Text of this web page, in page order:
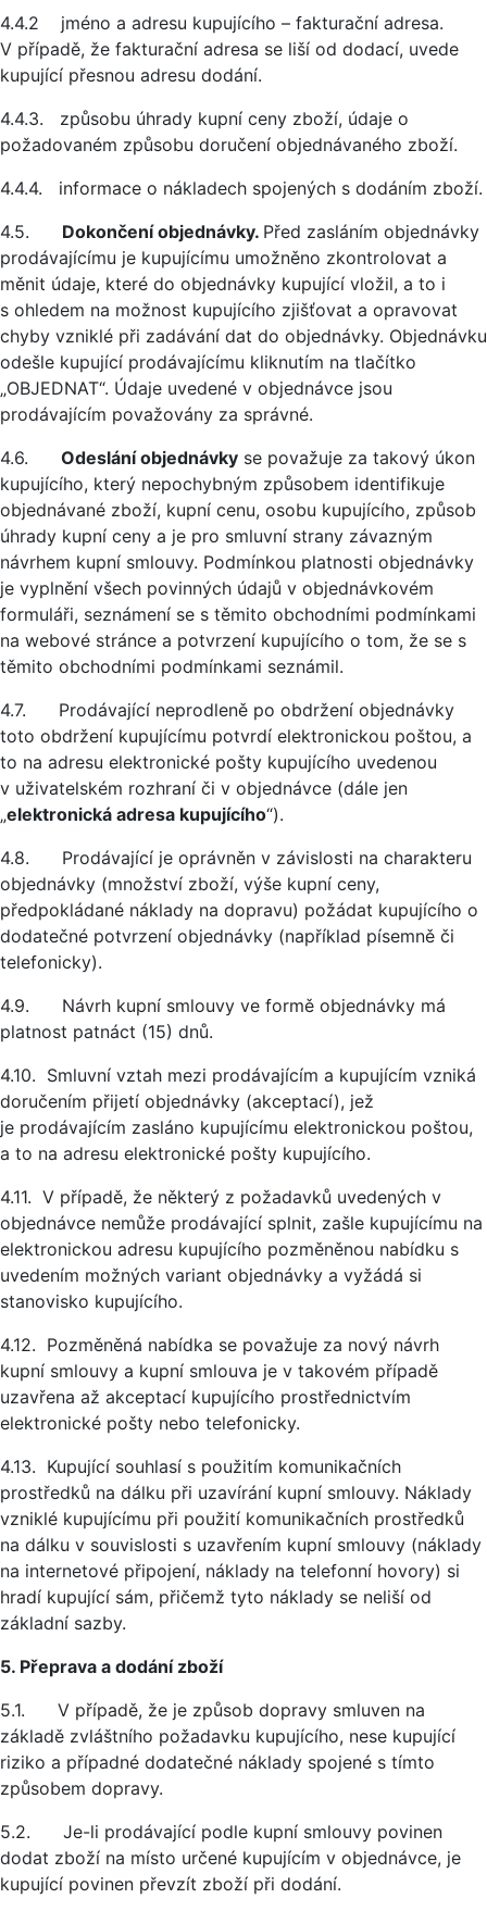
4.4.2 jméno a adresu kupujícího – fakturační adresa.
V případě, že fakturační adresa se liší od dodací, uvede
kupující přesnou adresu dodání.
4.4.3. způsobu úhrady kupní ceny zboží, údaje o
požadovaném způsobu doručení objednávaného zboží.
4.4.4. informace o nákladech spojených s dodáním zboží.
4.5. Dokončení objednávky. Před zasláním objednávky
prodávajícímu je kupujícímu umožněno zkontrolovat a
měnit údaje, které do objednávky kupující vložil, a to i
s ohledem na možnost kupujícího zjišťovat a opravovat
chyby vzniklé při zadávání dat do objednávky. Objednávku
odešle kupující prodávajícímu kliknutím na tlačítko
„OBJEDNAT“. Údaje uvedené v objednávce jsou
prodávajícím považovány za správné.
4.6. Odeslání objednávky se považuje za takový úkon
kupujícího, který nepochybným způsobem identifikuje
objednávané zboží, kupní cenu, osobu kupujícího, způsob
úhrady kupní ceny a je pro smluvní strany závazným
návrhem kupní smlouvy. Podmínkou platnosti objednávky
je vyplnění všech povinných údajů v objednávkovém
formuláři, seznámení se s těmito obchodními podmínkami
na webové stránce a potvrzení kupujícího o tom, že se s
těmito obchodními podmínkami seznámil.
4.7. Prodávající neprodleně po obdržení objednávky
toto obdržení kupujícímu potvrdí elektronickou poštou, a
to na adresu elektronické pošty kupujícího uvedenou
v uživatelském rozhraní či v objednávce (dále jen
„elektronická adresa kupujícího“).
4.8. Prodávající je oprávněn v závislosti na charakteru
objednávky (množství zboží, výše kupní ceny,
předpokládané náklady na dopravu) požádat kupujícího o
dodatečné potvrzení objednávky (například písemně či
telefonicky).
4.9. Návrh kupní smlouvy ve formě objednávky má
platnost patnáct (15) dnů.
4.10. Smluvní vztah mezi prodávajícím a kupujícím vzniká
doručením přijetí objednávky (akceptací), jež
je prodávajícím zasláno kupujícímu elektronickou poštou,
a to na adresu elektronické pošty kupujícího.
4.11. V případě, že některý z požadavků uvedených v
objednávce nemůže prodávající splnit, zašle kupujícímu na
elektronickou adresu kupujícího pozměněnou nabídku s
uvedením možných variant objednávky a vyžádá si
stanovisko kupujícího.
4.12. Pozměněná nabídka se považuje za nový návrh
kupní smlouvy a kupní smlouva je v takovém případě
uzavřena až akceptací kupujícího prostřednictvím
elektronické pošty nebo telefonicky.
4.13. Kupující souhlasí s použitím komunikačních
prostředků na dálku při uzavírání kupní smlouvy. Náklady
vzniklé kupujícímu při použití komunikačních prostředků
na dálku v souvislosti s uzavřením kupní smlouvy (náklady
na internetové připojení, náklady na telefonní hovory) si
hradí kupující sám, přičemž tyto náklady se neliší od
základní sazby.
5. Přeprava a dodání zboží
5.1. V případě, že je způsob dopravy smluven na
základě zvláštního požadavku kupujícího, nese kupující
riziko a případné dodatečné náklady spojené s tímto
způsobem dopravy.
5.2. Je-li prodávající podle kupní smlouvy povinen
dodat zboží na místo určené kupujícím v objednávce, je
kupující povinen převzít zboží při dodání.